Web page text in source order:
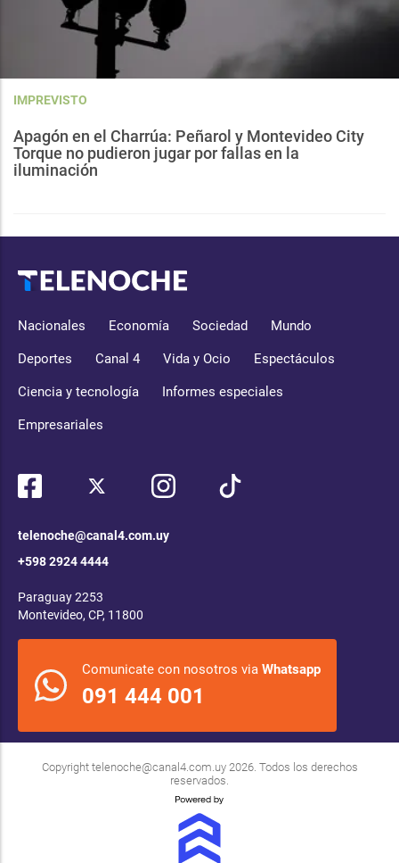
IMPREVISTO
Apagón en el Charrúa: Peñarol y Montevideo City
Torque no pudieron jugar por fallas en la
iluminación
Nacionales Economía Sociedad Mundo
Deportes Canal 4 Vida y Ocio Espectáculos
Ciencia y tecnología Informes especiales
Empresariales
telenoche@canal4.com.uy
+598 2924 4444
Paraguay 2253
Montevideo, CP, 11800
Comunicate con nosotros via Whatsapp
091 444 001
Copyright telenoche@canal4.com.uy2026. Todos los derechos
reservados.